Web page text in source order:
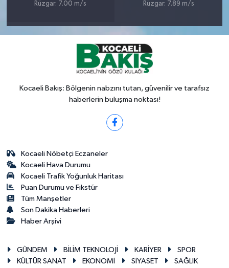
Rüzgar: 7.00 m/s
Rüzgar: 7.89 m/s
Kocaeli Bakış: Bölgenin nabzını tutan, güvenilir ve tarafsız
haberlerin buluşma noktası!
Kocaeli Nöbetçi Eczaneler
Kocaeli Hava Durumu
Kocaeli Trafik Yoğunluk Haritası
Puan Durumu ve Fikstür
Tüm Manşetler
Son Dakika Haberleri
Haber Arşivi
GÜNDEM BİLİM TEKNOLOJİ KARİYER
SPOR
KÜLTÜR SANAT
EKONOMİ SİYASET SAĞLIK